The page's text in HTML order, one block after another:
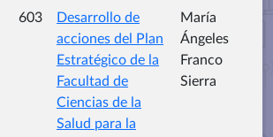
603
Desarrollo de
acciones del Plan
Estratégico de la
Facultad de
Ciencias de la
Salud para la
María
Ángeles
Franco
Sierra